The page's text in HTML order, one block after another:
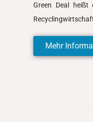
Green Deal heißt
Mehr